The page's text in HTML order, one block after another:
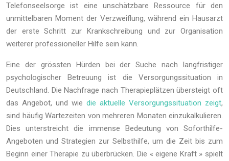
Telefonseelsorge ist eine unschätzbare Ressource für den
unmittelbaren Moment der Verzweiflung, während ein Hausarzt
der erste Schritt zur Krankschreibung und zur Organisation
weiterer professioneller Hilfe sein kann.
Eine der grössten Hürden bei der Suche nach langfristiger
psychologischer Betreuung ist die Versorgungssituation in
Deutschland. Die Nachfrage nach Therapieplätzen übersteigt oft
das Angebot, und wie die aktuelle Versorgungssituation zeigt,
sind häufig Wartezeiten von mehreren Monaten einzukalkulieren.
Dies unterstreicht die immense Bedeutung von Soforthilfe-
Angeboten und Strategien zur Selbsthilfe, um die Zeit bis zum
Beginn einer Therapie zu überbrücken. Die « eigene Kraft » spielt